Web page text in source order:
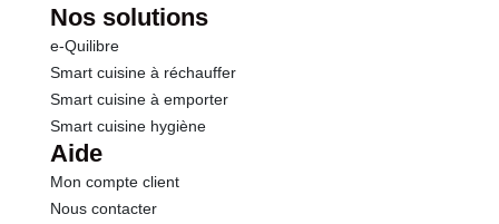
Nos solutions
e-Quilibre
Smart cuisine à réchauffer
Smart cuisine à emporter
Smart cuisine hygiène
Aide
Mon compte client
Nous contacter